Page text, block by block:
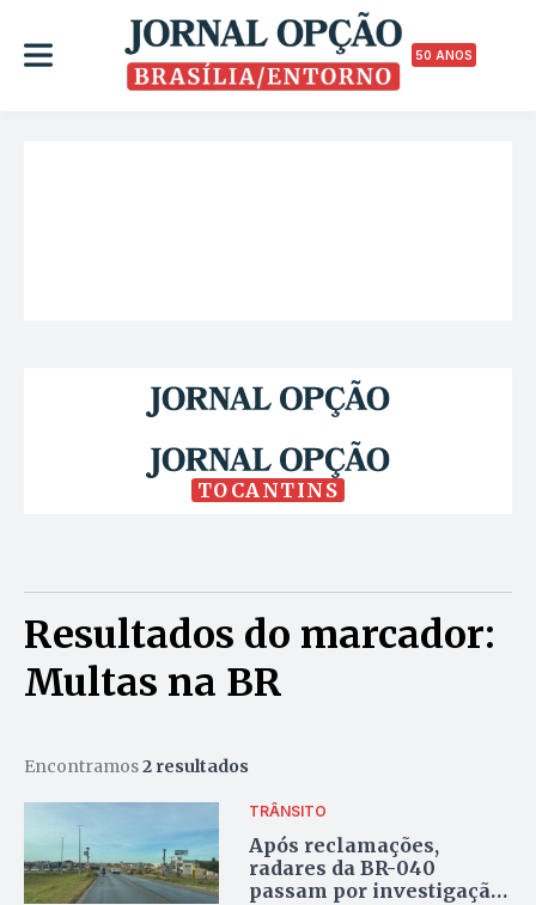
50 ANOS
TOCANTINS
Resultados do marcador:
Multas na BR
Encontramos2 resultados
TRÂNSITO
Após reclamações,
radares da BR-040
passam por investigação